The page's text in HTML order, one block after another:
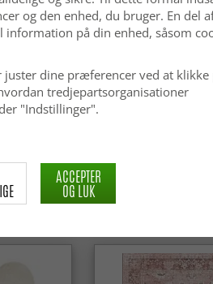
Med enkel pleje
indbydende hjem år
og den enhed, du bruger. En del
på din enhed, såsom
dine præferencer ved at klikke
tredjepartsorganisationer
"Indstillinger".
ACCEPTER
OG LUK